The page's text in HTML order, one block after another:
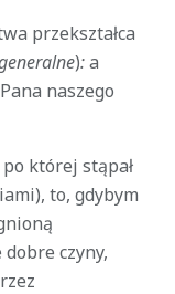
przekształca
):a
naszego
której stąpał
to, gdybym
czyny,